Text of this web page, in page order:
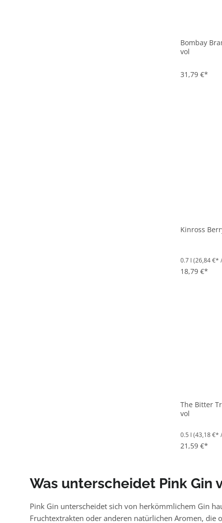
Bombay
vol
31,79 €*
Kinross
0.7 l (26,84 €*
18,79 €*
The Bitter
vol
0.5 l (43,18 €*
21,59 €*
Was unterscheidet Pink Gin
Pink Gin unterscheidet sich von herkömmlichem Gin
Fruchtextrakten oder anderen natürlichen Aromen, die